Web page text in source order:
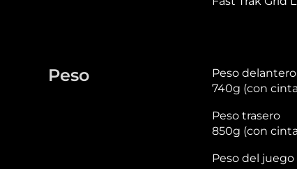
Peso
Peso delantero
740g (con
Peso trasero
850g (con
Peso del